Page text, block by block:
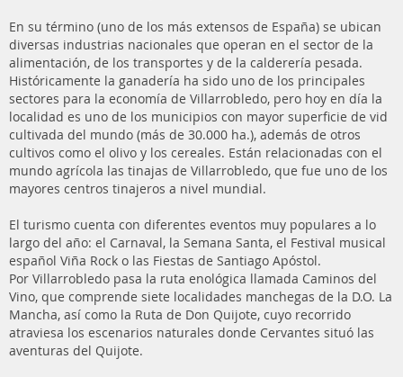
En su término (uno de los más extensos de España) se ubican
diversas industrias nacionales que operan en el sector de la
alimentación, de los transportes y de la calderería pesada.
Históricamente la ganadería ha sido uno de los principales
sectores para la economía de Villarrobledo, pero hoy en día la
localidad es uno de los municipios con mayor superficie de vid
cultivada del mundo (más de 30.000 ha.), además de otros
cultivos como el olivo y los cereales. Están relacionadas con el
mundo agrícola las tinajas de Villarrobledo, que fue uno de los
mayores centros tinajeros a nivel mundial.
El turismo cuenta con diferentes eventos muy populares a lo
largo del año: el Carnaval, la Semana Santa, el Festival musical
español Viña Rock o las Fiestas de Santiago Apóstol.
Por Villarrobledo pasa la ruta enológica llamada Caminos del
Vino, que comprende siete localidades manchegas de la D.O. La
Mancha, así como la Ruta de Don Quijote, cuyo recorrido
atraviesa los escenarios naturales donde Cervantes situó las
aventuras del Quijote.